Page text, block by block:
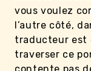
vous voulez
l’autre côté,
traducteur est
traverser ce
contente pas